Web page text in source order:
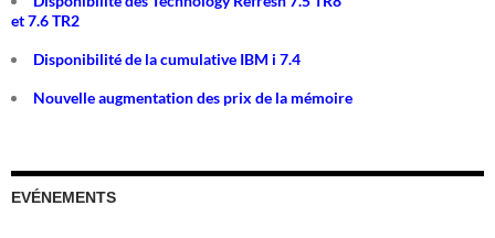
et 7.6 TR2
Disponibilité de la cumulative IBM i 7.4
Nouvelle augmentation des prix de la mémoire
EVÉNEMENTS